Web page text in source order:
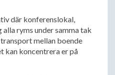
där konferenslokal,
ryms under samma tak
mellan boende
kan koncentrera er på